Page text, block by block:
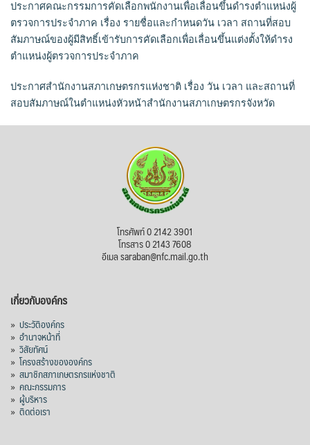
ประกาศคณะกรรมการคัดเลือกพนักงานเพื่อเลื่อนขึ้นดำรงตำแหน่งผู้
ตรวจการประจำภาค เรื่อง รายชื่อและกำหนดวัน เวลา สถานที่สอบ
สัมภาษณ์ของผู้มีสิทธิ์เข้ารับการคัดเลือกเพื่อเลื่อนขึ้นแต่งตั้งให้ดำรง
ตำแหน่งผู้ตรวจการประจำภาค
ประกาศสำนักงานสภาเกษตรกรแห่งชาติ เรื่อง วัน เวลา และสถานที่
สอบสัมภาษณ์ในตำแหน่งหัวหน้าสำนักงานสภาเกษตรกรจังหวัด
โทรศัพท์ 0 2142 3901
โทรสาร 0 2143 7608
อีเมล saraban@nfc.mail.go.th
เกี่ยวกับองค์กร
» ประวัติองค์กร
» อำนาจหน้าที่
» วิสัยทัศน์
» โครงสร้างขององค์กร
» สมาชิกสภาเกษตรกรแห่งชาติ
» คณะกรรมการ
» ผู้บริหาร
» ติดต่อเรา